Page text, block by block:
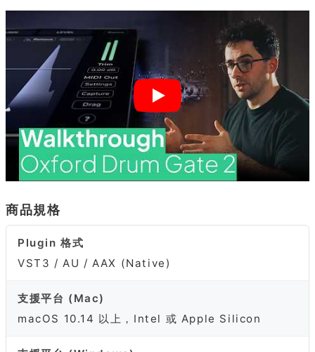
商品規格
Plugin 格式
VST3 / AU / AAX (Native)
支援平台 (Mac)
macOS 10.14 以上，Intel 或 Apple Silicon